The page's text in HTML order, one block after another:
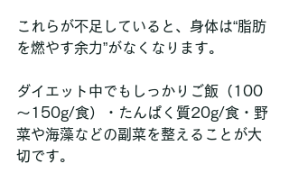
これらが不足していると、身体は“脂肪
を燃やす余力”がなくなります。
ダイエット中でもしっかりご飯（100
～150g/食）・たんぱく質20g/食・野
菜や海藻などの副菜を整えることが大
切です。